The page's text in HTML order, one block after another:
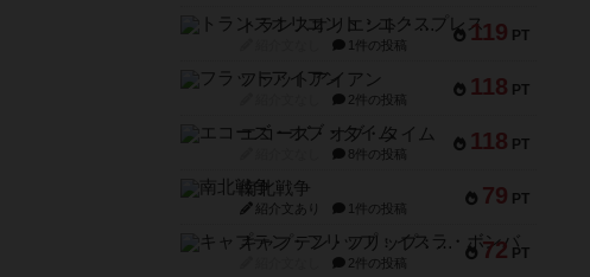
119 PT
トランスオリエント・エクスプレス
1件の投稿
118 PT
フラットアイアン
2件の投稿
118 PT
エコーズ・オブ・タイム
8件の投稿
79 PT
南北戦争
紹介文あり 1件の投稿
72 PT
キャプテン・フリップ：イスラ・ボンバ
2件の投稿